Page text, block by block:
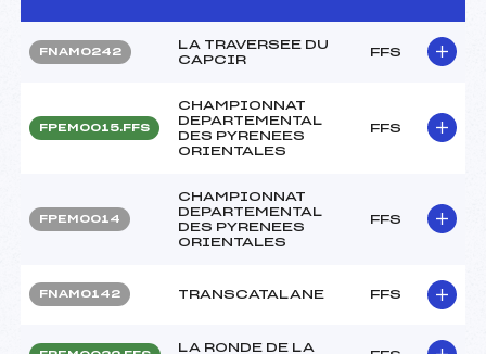
FNAM0242
LA TRAVERSEE DU
CAPCIR
FFS
FPEM0015.FFS
CHAMPIONNAT
DEPARTEMENTAL
DES PYRENEES
ORIENTALES
FFS
FPEM0014
CHAMPIONNAT
DEPARTEMENTAL
DES PYRENEES
ORIENTALES
FFS
FNAM0142 TRANSCATALANE FFS
LA RONDE DE LA